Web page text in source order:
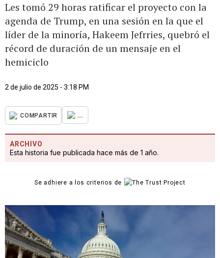
Les tomó 29 horas ratificar el proyecto con la
agenda de Trump, en una sesión en la que el
líder de la minoría, Hakeem Jefrries, quebró el
récord de duración de un mensaje en el
hemiciclo
2 de julio de 2025 - 3:18 PM
COMPARTIR ...
ARCHIVO
Esta historia fue publicada hace más de 1 año.
Se adhiere a los criterios de